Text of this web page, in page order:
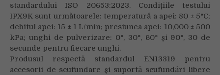
standardului ISO 20653:2023. Condițiile testului
IPX9K sunt următoarele: temperatură a apei: 80 ± 5°C;
debitul apei: 15 ± 1 L/min; presiunea apei: 10,000 ± 500
kPa; unghi de pulverizare: 0°, 30°, 60° și 90°, 30 de
secunde pentru fiecare unghi.
Produsul respectă standardul EN13319 pentru
accesorii de scufundare și suportă scufundări libere